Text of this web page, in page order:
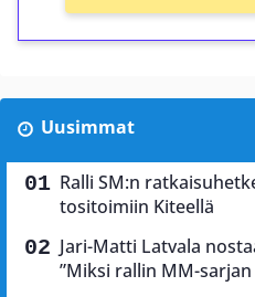
Uusimmat
Ralli SM:n
tositoimiin Kiteellä
Jari-Matti Latvala
”Miksi rallin MM-